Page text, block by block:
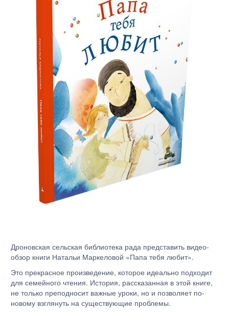
Дроновская сельская библиотека рада представить видео-
обзор книги Натальи Маркеловой «Папа тебя любит».
Это прекрасное произведение, которое идеально подходит
для семейного чтения. История, рассказанная в этой книге,
не только преподносит важные уроки, но и позволяет по-
новому взглянуть на существующие проблемы.